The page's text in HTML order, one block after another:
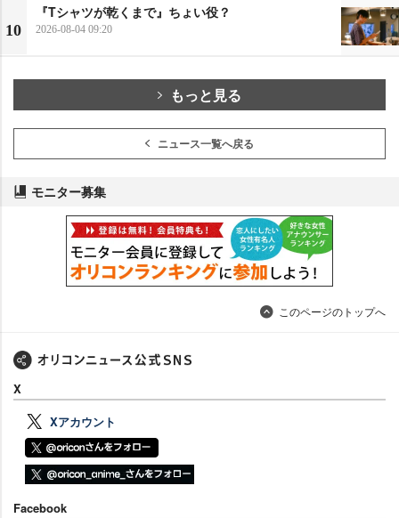
10
『Tシャツが乾くまで』ちょい役？
2026-08-04 09:20
もっと見る
ニュース一覧へ戻る
モニター募集
このページのトップへ
X
Xアカウント
Facebook